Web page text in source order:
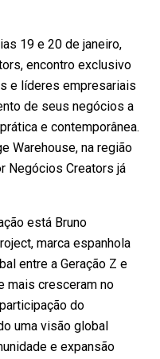
19 e 20 de janeiro,
encontro exclusivo
e líderes empresariais
de seus negócios a
e contemporânea.
Warehouse, na região
Negócios Creators já
está Bruno
marca espanhola
entre a Geração Z e
mais cresceram no
do
uma visão global
e expansão